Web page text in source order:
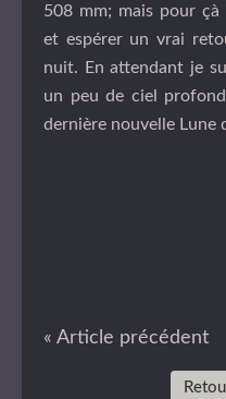
508 mm; mais pour
et espérer un vrai
nuit. En attendant je
un peu de ciel
dernière nouvelle Lune
« Article précédent